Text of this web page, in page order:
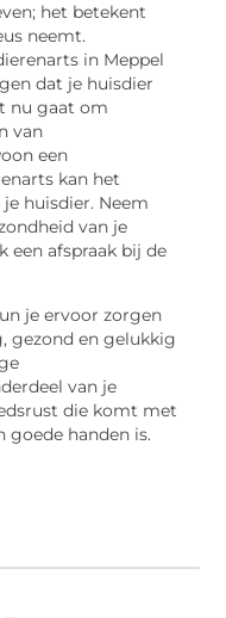
het betekent
neemt.
in Meppel
dat je huisdier
nu gaat om
van
een
kan het
huisdier. Neem
van je
een afspraak bij de
je ervoor zorgen
gezond en gelukkig
van je
die komt met
goede handen is.